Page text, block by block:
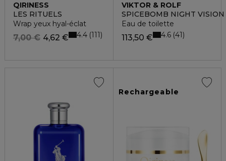
QIRINESS
LES RITUELS
Wrap yeux hyal-éclat
4,62 €
7,00 € 4.4 111
VIKTOR & ROLF
SPICEBOMB NIGHT VISION
Eau de toilette
113,50 € 4.6 41
Rechargeable